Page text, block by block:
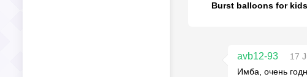
Burst balloons for kids
avb12-93
17
Имба, очень